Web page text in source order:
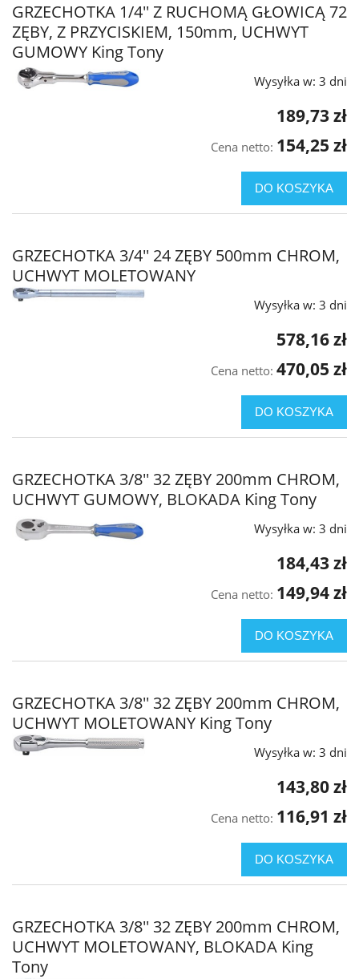
GRZECHOTKA 1/4'' Z RUCHOMĄ GŁOWICĄ 72
ZĘBY, Z PRZYCISKIEM, 150mm, UCHWYT
GUMOWY King Tony
Wysyłka w: 3 dni
189,73 zł
Cena netto: 154,25 zł
DO KOSZYKA
GRZECHOTKA 3/4'' 24 ZĘBY 500mm CHROM,
UCHWYT MOLETOWANY
Wysyłka w: 3 dni
578,16 zł
Cena netto: 470,05 zł
DO KOSZYKA
GRZECHOTKA 3/8'' 32 ZĘBY 200mm CHROM,
UCHWYT GUMOWY, BLOKADA King Tony
Wysyłka w: 3 dni
184,43 zł
Cena netto: 149,94 zł
DO KOSZYKA
GRZECHOTKA 3/8'' 32 ZĘBY 200mm CHROM,
UCHWYT MOLETOWANY King Tony
Wysyłka w: 3 dni
143,80 zł
Cena netto: 116,91 zł
DO KOSZYKA
GRZECHOTKA 3/8'' 32 ZĘBY 200mm CHROM,
UCHWYT MOLETOWANY, BLOKADA King
Tony